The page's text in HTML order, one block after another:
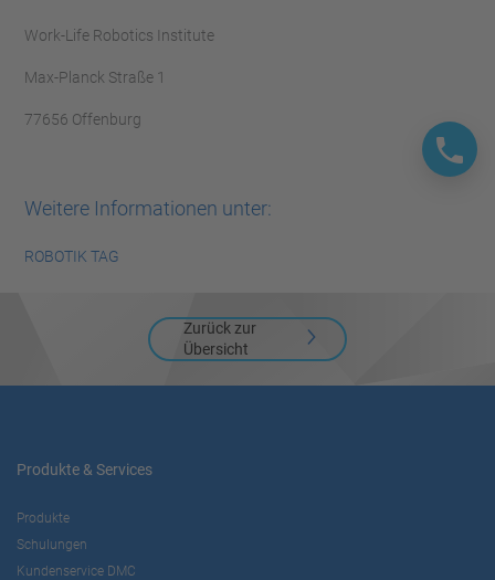
Work-Life Robotics Institute
Max-Planck Straße 1
77656 Offenburg
Weitere Informationen unter:
ROBOTIK TAG
Zurück zur
Übersicht
Produkte & Services
Produkte
Schulungen
Kundenservice DMC